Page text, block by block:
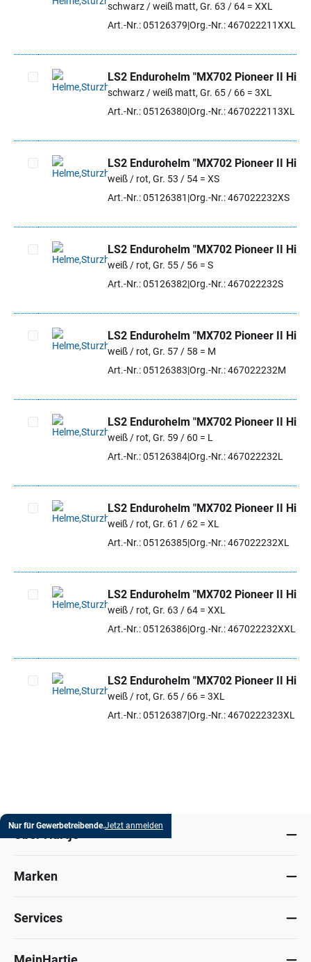
Artikel auswählen
schwarz / weiß matt, Gr. 63 / 64 = XXL
Art.-Nr.: 05126379 Org.-Nr.: 467022211XXL
Artikel auswählen
LS2 Endurohelm "MX702 Pioneer II Hill"
schwarz / weiß matt, Gr. 65 / 66 = 3XL
Art.-Nr.: 05126380 Org.-Nr.: 4670222113XL
Artikel auswählen
LS2 Endurohelm "MX702 Pioneer II Hill"
weiß / rot, Gr. 53 / 54 = XS
Art.-Nr.: 05126381 Org.-Nr.: 467022232XS
Artikel auswählen
LS2 Endurohelm "MX702 Pioneer II Hill"
weiß / rot, Gr. 55 / 56 = S
Art.-Nr.: 05126382 Org.-Nr.: 467022232S
Artikel auswählen
LS2 Endurohelm "MX702 Pioneer II Hill"
weiß / rot, Gr. 57 / 58 = M
Art.-Nr.: 05126383 Org.-Nr.: 467022232M
Artikel auswählen
LS2 Endurohelm "MX702 Pioneer II Hill"
weiß / rot, Gr. 59 / 60 = L
Art.-Nr.: 05126384Org.-Nr.: 467022232L
Artikel auswählen
LS2 Endurohelm "MX702 Pioneer II Hill"
weiß / rot, Gr. 61 / 62 = XL
Art.-Nr.: 05126385Org.-Nr.: 467022232XL
Artikel auswählen
LS2 Endurohelm "MX702 Pioneer II Hill"
weiß / rot, Gr. 63 / 64 = XXL
Art.-Nr.: 05126386Org.-Nr.: 467022232XXL
Artikel auswählen
LS2 Endurohelm "MX702 Pioneer II Hill"
weiß / rot, Gr. 65 / 66 = 3XL
Art.-Nr.: 05126387Org.-Nr.: 4670222323XL
Nur für Gewerbetreibende.Jetzt anmelden
Marken
Services